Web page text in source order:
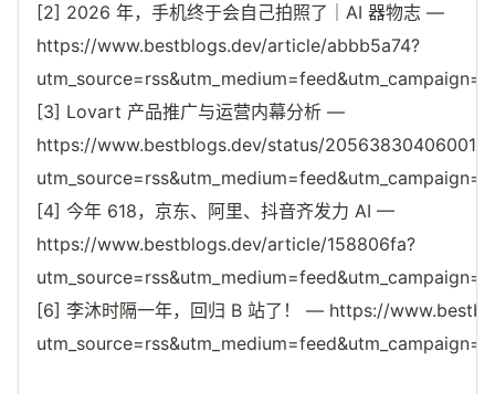
[2] 2026 年，手机终于会自己拍照了｜AI 器物志 —
https://www.bestblogs.dev/article/abbb5a74?
[3] Lovart 产品推广与运营内幕分析 —
https://www.bestblogs.dev/status/
[4] 今年 618，京东、阿里、抖音齐发力 AI —
https://www.bestblogs.dev/article/158806fa?
[6] 李沐时隔一年，回归 B 站了！ — https://